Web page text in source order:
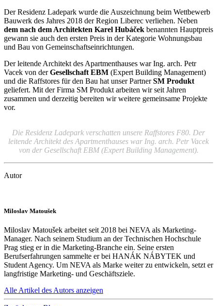
Der Residenz Ladepark wurde die Auszeichnung beim Wettbewerb
Bauwerk des Jahres 2018 der Region Liberec verliehen. Neben
dem nach dem Architekten Karel Hubáček benannten Hauptpreis
gewann sie auch den ersten Preis in der Kategorie Wohnungsbau
und Bau von Gemeinschaftseinrichtungen.
Der leitende Architekt des Apartmenthauses war Ing. arch. Petr
Vacek von derGesellschaft EBM (Expert Building Management)
und die Raffstores für den Bau hat unser PartnerSM Produkt
geliefert. Mit der Firma SM Produkt arbeiten wir seit Jahren
zusammen und derzeitig bereiten wir weitere gemeinsame Projekte
vor.
Die Residenz Ladepark verschatten unsere Raffstores F80. Der
leitende Architekt des Apartmenthauses war Ing. arch. Petr Vacek
von der Gesellschaft EBM (Expert Building Management).
Autor
Miloslav Matoušek
Miloslav Matoušek arbeitet seit 2018 bei NEVA als Marketing-
Manager. Nach seinem Studium an der Technischen Hochschule
Prag stieg er in die Marketing-Branche ein. Seine ersten
Berufserfahrungen sammelte er bei HANÁK NÁBYTEK und
Student Agency. Um NEVA als Marke weiter zu entwickeln, setzt er
langfristige Marketing- und Geschäftsziele.
Alle Artikel des Autors anzeigen